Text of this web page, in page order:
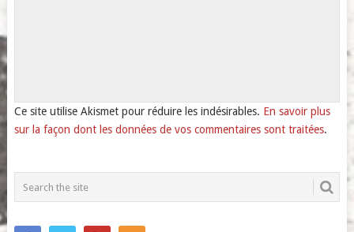
Ce site utilise Akismet pour réduire les indésirables. En savoir plus
sur la façon dont les données de vos commentaires sont traitées.